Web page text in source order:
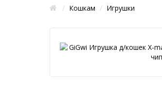
/ Кошкам / Игрушки